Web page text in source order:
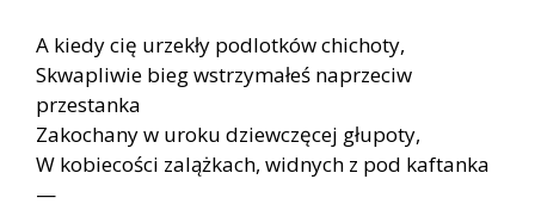
A kiedy cię urzekły podlotków chichoty,
Skwapliwie bieg wstrzymałeś naprzeciw
przestanka
Zakochany w uroku dziewczęcej głupoty,
W kobiecości zalążkach, widnych z pod kaftanka
—